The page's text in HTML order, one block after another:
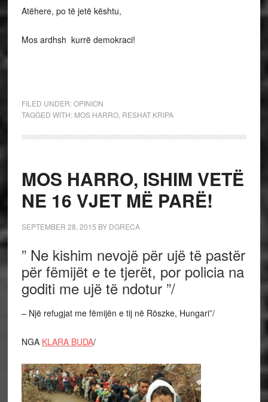
Atëhere, po të jetë kështu,
Mos ardhsh kurrë demokraci!
FILED UNDER:OPINION
TAGGED WITH: MOS HARRO, RESHAT KRIPA
MOS HARRO, ISHIM VETË
NE 16 VJET MË PARË!
SEPTEMBER 28, 2015 BY DGRECA
” Ne kishim nevojë për ujë të pastër
për fëmijët e te tjerët, por policia na
goditi me ujë të ndotur ”/
– Një refugjat me fëmijën e tij në Röszke, Hungari”/
NGA KLARA BUDA/